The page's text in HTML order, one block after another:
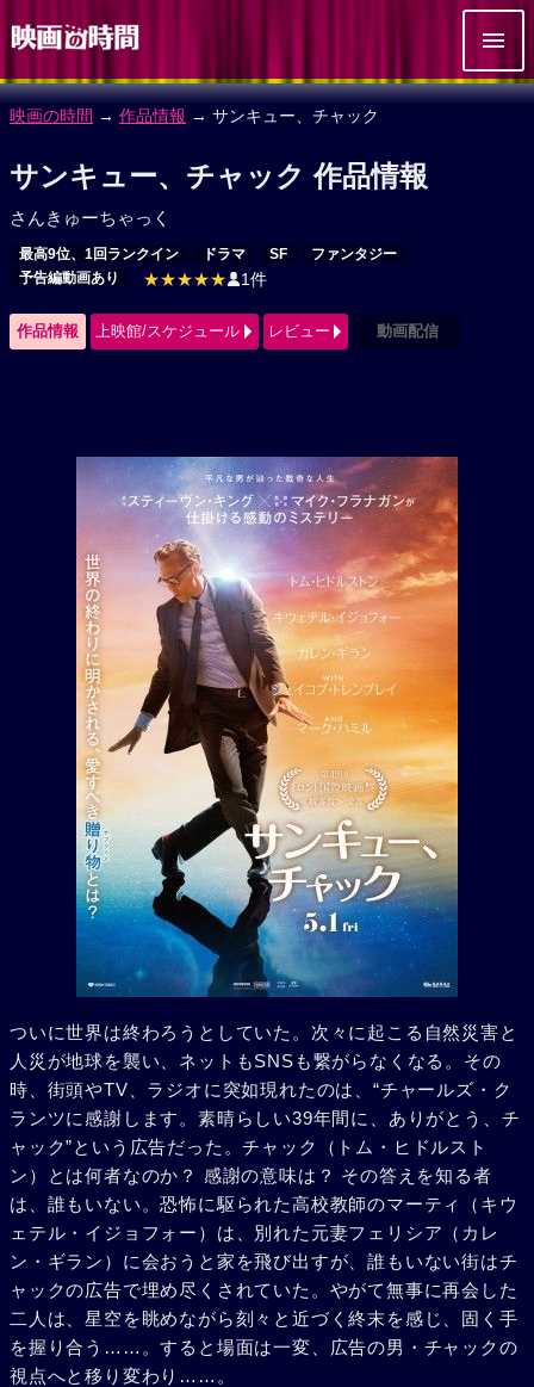
映画の時間 → 作品情報 → サンキュー、チャック
サンキュー、チャック 作品情報
さんきゅーちゃっく
最高9位、1回ランクイン ドラマ SF
ファンタジー
予告編動画あり
★★★★★ 1件
作品情報 上映館/スケジュール レビュー 動画配信
ついに世界は終わろうとしていた。次々に起こる自然災害と
人災が地球を襲い、ネットもSNSも繋がらなくなる。その
時、街頭やTV、ラジオに突如現れたのは、“チャールズ・ク
ランツに感謝します。素晴らしい39年間に、ありがとう、チ
ャック”という広告だった。チャック（トム・ヒドルスト
ン）とは何者なのか？ 感謝の意味は？ その答えを知る者
は、誰もいない。恐怖に駆られた高校教師のマーティ（キウ
ェテル・イジョフォー）は、別れた元妻フェリシア（カレ
ン・ギラン）に会おうと家を飛び出すが、誰もいない街はチ
ャックの広告で埋め尽くされていた。やがて無事に再会した
二人は、星空を眺めながら刻々と近づく終末を感じ、固く手
を握り合う……。すると場面は一変、広告の男・チャックの
視点へと移り変わり……。